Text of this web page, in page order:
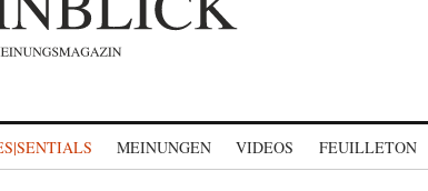
MEINUNGEN VIDEOS FEUILLETON